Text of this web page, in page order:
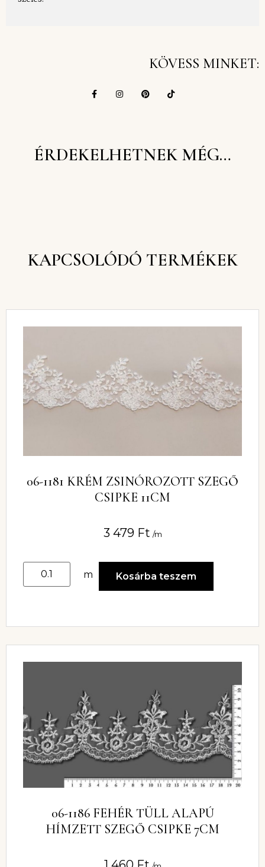
KÖVESS MINKET:
ÉRDEKELHETNEK MÉG…
KAPCSOLÓDÓ TERMÉKEK
06-1181 KRÉM ZSINÓROZOTT SZEGŐ
CSIPKE 11CM
3 479 Ft /m
m Kosárba teszem
06-1186 FEHÉR TÜLL ALAPÚ
HÍMZETT SZEGŐ CSIPKE 7CM